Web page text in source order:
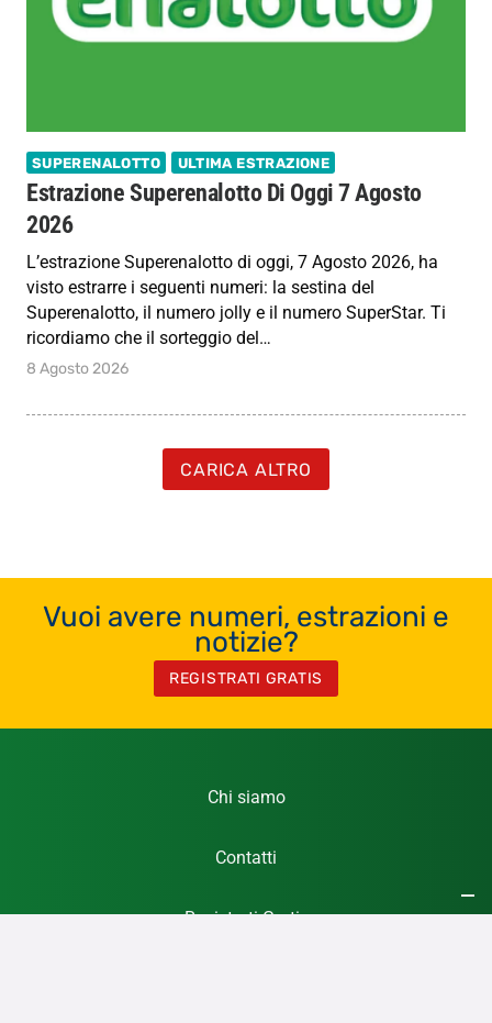
SUPERENALOTTO ULTIMA ESTRAZIONE
Estrazione Superenalotto Di Oggi 7 Agosto
2026
L’estrazione Superenalotto di oggi, 7 Agosto 2026, ha
visto estrarre i seguenti numeri: la sestina del
Superenalotto, il numero jolly e il numero SuperStar. Ti
ricordiamo che il sorteggio del…
8 Agosto 2026
CARICA ALTRO
Vuoi avere numeri, estrazioni e
notizie?
REGISTRATI GRATIS
Chi siamo
Contatti
Registrati Gratis